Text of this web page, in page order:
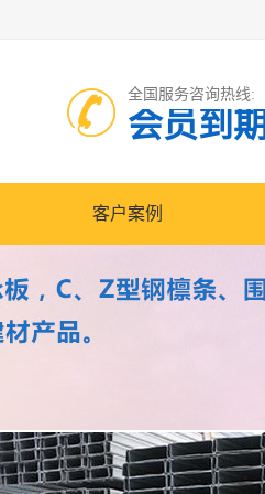
全国服务咨询热线:
会员到期
客户案例